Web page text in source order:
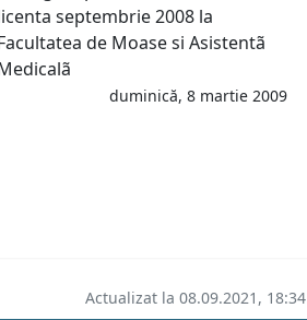
septembrie 2008 la
de Moase si Asistentã
duminică, 8 martie 2009
Actualizat la 08.09.2021, 18:34